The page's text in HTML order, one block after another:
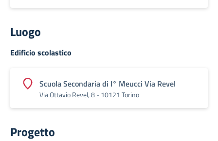
Luogo
Edificio scolastico
Scuola Secondaria di I° Meucci Via Revel
Via Ottavio Revel, 8 - 10121 Torino
Progetto